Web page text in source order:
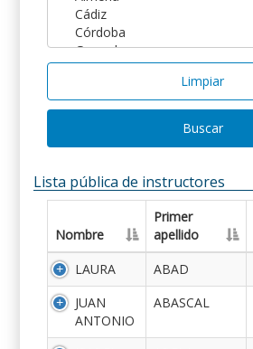
Limpiar
Buscar
Lista pública de instructores
Nombre
Primer
apellido
LAURA
ABAD
JUAN
ANTONIO
ABASCAL